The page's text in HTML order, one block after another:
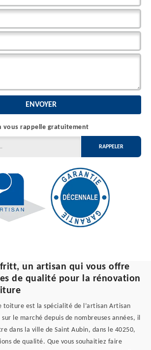
vous rappelle gratuitement
un artisan qui vous offre
de qualité pour la rénovation
toiture est la spécialité de l’artisan Artisan
le marché depuis de nombreuses années, il
dans la ville de Saint Aubin, dans le 40250,
de qualité. Que vous souhaitiez faire